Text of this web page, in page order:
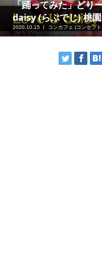
「踊ってみた」どり
daisy (らぶでじ) 桃
2020.10.15 コンカフェ (コンセプ